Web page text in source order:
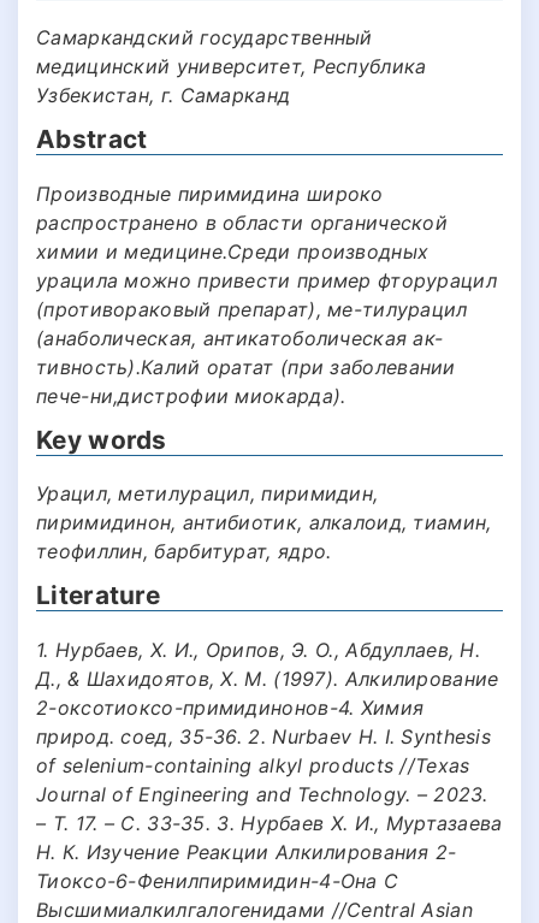
Самаркандский государственный
медицинский университет, Республика
Узбекистан, г. Самарканд
Abstract
Производные пиримидина широко
распространено в области органической
химии и медицине.Среди производных
урацила можно привести пример фторурацил
(противораковый препарат), ме-тилурацил
(анаболическая, антикатоболическая ак-
тивность).Калий оратат (при заболевании
пече-ни,дистрофии миокарда).
Key words
Урацил, метилурацил, пиримидин,
пиримидинон, антибиотик, алкалоид, тиамин,
теофиллин, барбитурат, ядро.
Literature
1. Нурбаев, Х. И., Орипов, Э. О., Абдуллаев, Н.
Д., & Шахидоятов, Х. М. (1997). Алкилирование
2-оксотиоксо-примидинонов-4. Химия
природ. соед, 35-36. 2. Nurbaev H. I. Synthesis
of selenium-containing alkyl products //Texas
Journal of Engineering and Technology. – 2023.
– Т. 17. – С. 33-35. 3. Нурбаев Х. И., Муртазаева
Н. К. Изучение Реакции Алкилирования 2-
Тиоксо-6-Фенилпиримидин-4-Она С
Высшимиалкилгалогенидами //Central Asian